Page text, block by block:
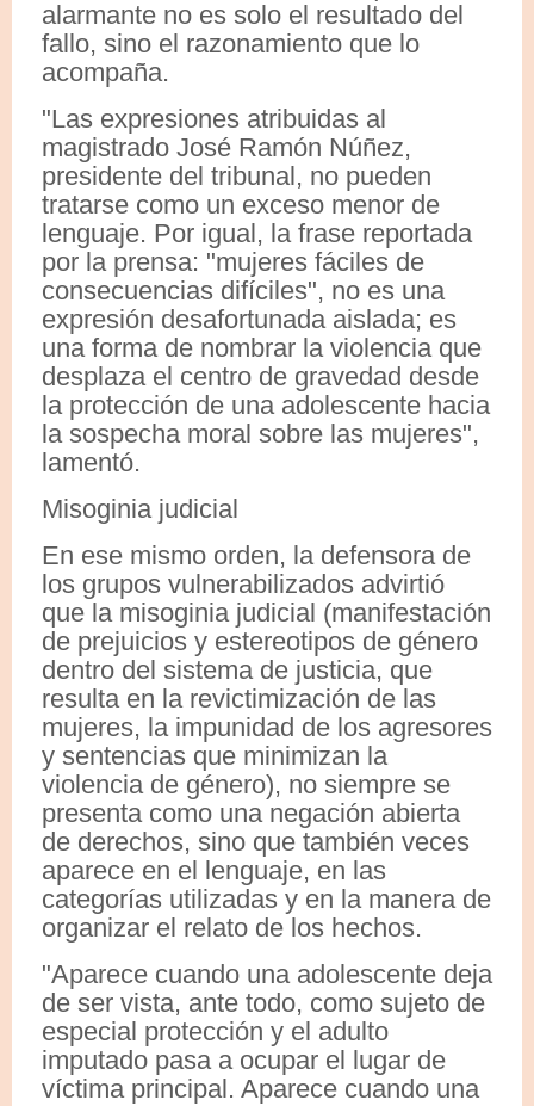
alarmante no es solo el resultado del
fallo, sino el razonamiento que lo
acompaña.
"Las expresiones atribuidas al
magistrado José Ramón Núñez,
presidente del tribunal, no pueden
tratarse como un exceso menor de
lenguaje. Por igual, la frase reportada
por la prensa: "mujeres fáciles de
consecuencias difíciles", no es una
expresión desafortunada aislada; es
una forma de nombrar la violencia que
desplaza el centro de gravedad desde
la protección de una adolescente hacia
la sospecha moral sobre las mujeres",
lamentó.
Misoginia judicial
En ese mismo orden, la defensora de
los grupos vulnerabilizados advirtió
que la misoginia judicial (manifestación
de prejuicios y estereotipos de género
dentro del sistema de justicia, que
resulta en la revictimización de las
mujeres, la impunidad de los agresores
y sentencias que minimizan la
violencia de género), no siempre se
presenta como una negación abierta
de derechos, sino que también veces
aparece en el lenguaje, en las
categorías utilizadas y en la manera de
organizar el relato de los hechos.
"Aparece cuando una adolescente deja
de ser vista, ante todo, como sujeto de
especial protección y el adulto
imputado pasa a ocupar el lugar de
víctima principal. Aparece cuando una